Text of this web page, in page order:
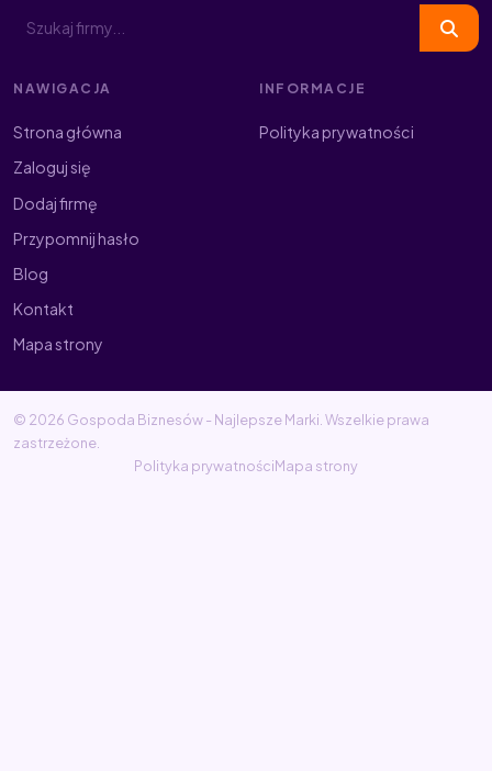
NAWIGACJA
Strona główna
Zaloguj się
Dodaj firmę
Przypomnij hasło
Blog
Kontakt
Mapa strony
INFORMACJE
Polityka prywatności
© 2026 Gospoda Biznesów - Najlepsze Marki. Wszelkie prawa
zastrzeżone.
Polityka prywatnościMapa strony